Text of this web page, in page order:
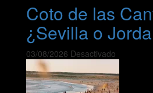
Coto de las
¿Sevilla o
03/08/2026 Desactivado